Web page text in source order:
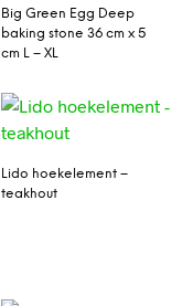
Big Green Egg Deep
baking stone 36 cm x 5
cm L – XL
Lido hoekelement –
teakhout